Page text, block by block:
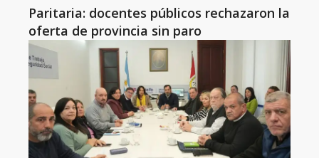
Paritaria: docentes públicos rechazaron la
oferta de provincia sin paro